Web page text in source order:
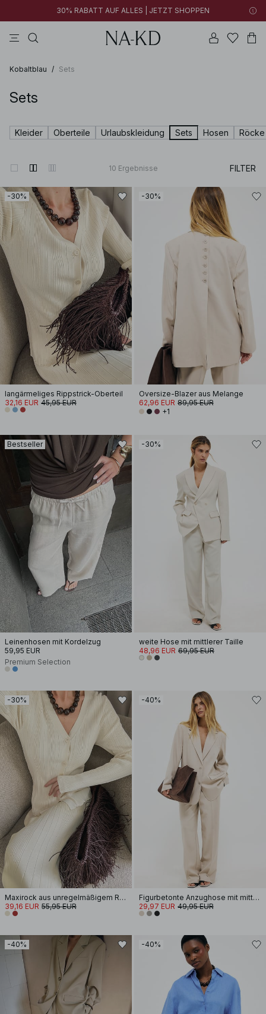
30% RABATT AUF ALLES | JETZT SHOPPEN
Kobaltblau / Sets
Sets
Kleider Oberteile Urlaubskleidung Sets Hosen Röcke
10 Ergebnisse FILTER
-30%
langärmeliges Rippstrick-Oberteil
32,16 EUR 45,95 EUR
-30%
Oversize-Blazer aus Melange
62,96 EUR 89,95 EUR
+1
Bestseller
Leinenhosen mit Kordelzug
59,95 EUR
Premium Selection
-30%
weite Hose mit mittlerer Taille
48,96 EUR 69,95 EUR
-30%
Maxirock aus unregelmäßigem Rippstrick
39,16 EUR 55,95 EUR
-40%
Figurbetonte Anzughose mit mittelhoher Taille
29,97 EUR 49,95 EUR
-40% -40%